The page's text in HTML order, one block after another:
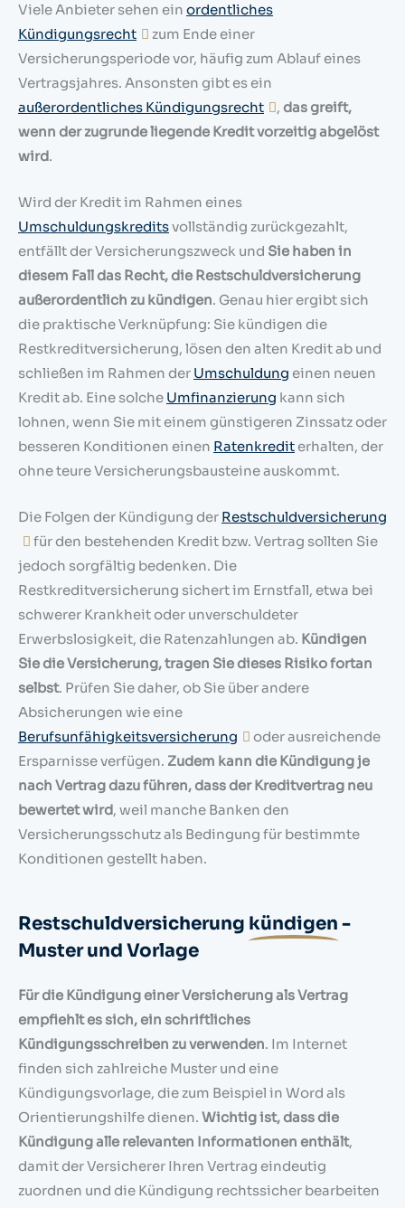
Viele Anbieter sehen ein ordentliches
Kündigungsrecht
zum Ende einer
Versicherungsperiode vor, häufig zum Ablauf eines
Vertragsjahres. Ansonsten gibt es ein
außerordentliches Kündigungsrecht
, das greift,
wenn der zugrunde liegende Kredit vorzeitig abgelöst
wird.
Wird der Kredit im Rahmen eines
Umschuldungskreditsvollständig zurückgezahlt,
entfällt der Versicherungszweck und Sie haben in
diesem Fall das Recht, die Restschuldversicherung
außerordentlich zu kündigen. Genau hier ergibt sich
die praktische Verknüpfung: Sie kündigen die
Restkreditversicherung, lösen den alten Kredit ab und
schließen im Rahmen der Umschuldung einen neuen
Kredit ab. Eine solche Umfinanzierung kann sich
lohnen, wenn Sie mit einem günstigeren Zinssatz oder
besseren Konditionen einen Ratenkredit erhalten, der
ohne teure Versicherungsbausteine auskommt.
Die Folgen der Kündigung der Restschuldversicherung
für den bestehenden Kredit bzw. Vertrag sollten Sie
jedoch sorgfältig bedenken. Die
Restkreditversicherung sichert im Ernstfall, etwa bei
schwerer Krankheit oder unverschuldeter
Erwerbslosigkeit, die Ratenzahlungen ab. Kündigen
Sie die Versicherung, tragen Sie dieses Risiko fortan
selbst. Prüfen Sie daher, ob Sie über andere
Absicherungen wie eine
Berufsunfähigkeitsversicherung
oder ausreichende
Ersparnisse verfügen. Zudem kann die Kündigung je
nach Vertrag dazu führen, dass der Kreditvertrag neu
bewertet wird, weil manche Banken den
Versicherungsschutz als Bedingung für bestimmte
Konditionen gestellt haben.
Restschuldversicherung kündigen -
Muster und Vorlage
Für die Kündigung einer Versicherung als Vertrag
empfiehlt es sich, ein schriftliches
Kündigungsschreiben zu verwenden. Im Internet
finden sich zahlreiche Muster und eine
Kündigungsvorlage, die zum Beispiel in Word als
Orientierungshilfe dienen. Wichtig ist, dass die
Kündigung alle relevanten Informationen enthält,
damit der Versicherer Ihren Vertrag eindeutig
zuordnen und die Kündigung rechtssicher bearbeiten